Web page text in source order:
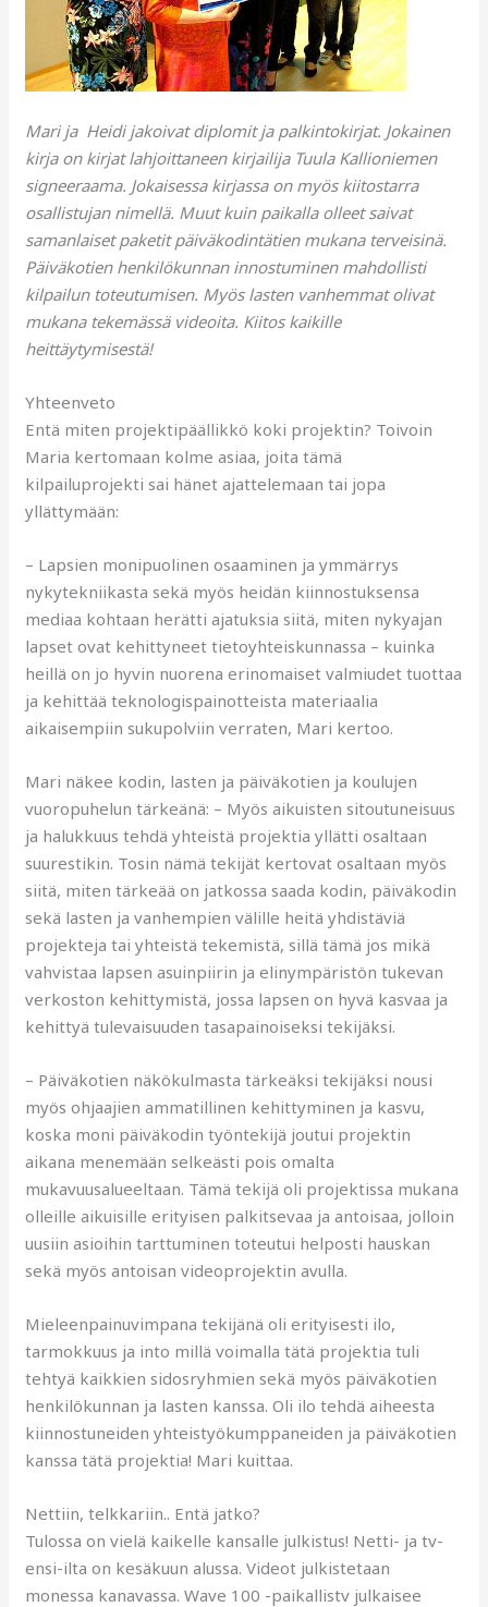
Mari ja Heidi jakoivat diplomit ja palkintokirjat. Jokainen
kirja on kirjat lahjoittaneen kirjailija Tuula Kallioniemen
signeeraama. Jokaisessa kirjassa on myös kiitostarra
osallistujan nimellä. Muut kuin paikalla olleet saivat
samanlaiset paketit päiväkodintätien mukana terveisinä.
Päiväkotien henkilökunnan innostuminen mahdollisti
kilpailun toteutumisen. Myös lasten vanhemmat olivat
mukana tekemässä videoita. Kiitos kaikille
heittäytymisestä!
Yhteenveto
Entä miten projektipäällikkö koki projektin? Toivoin
Maria kertomaan kolme asiaa, joita tämä
kilpailuprojekti sai hänet ajattelemaan tai jopa
yllättymään:
– Lapsien monipuolinen osaaminen ja ymmärrys
nykytekniikasta sekä myös heidän kiinnostuksensa
mediaa kohtaan herätti ajatuksia siitä, miten nykyajan
lapset ovat kehittyneet tietoyhteiskunnassa – kuinka
heillä on jo hyvin nuorena erinomaiset valmiudet tuottaa
ja kehittää teknologispainotteista materiaalia
aikaisempiin sukupolviin verraten, Mari kertoo.
Mari näkee kodin, lasten ja päiväkotien ja koulujen
vuoropuhelun tärkeänä: – Myös aikuisten sitoutuneisuus
ja halukkuus tehdä yhteistä projektia yllätti osaltaan
suurestikin. Tosin nämä tekijät kertovat osaltaan myös
siitä, miten tärkeää on jatkossa saada kodin, päiväkodin
sekä lasten ja vanhempien välille heitä yhdistäviä
projekteja tai yhteistä tekemistä, sillä tämä jos mikä
vahvistaa lapsen asuinpiirin ja elinympäristön tukevan
verkoston kehittymistä, jossa lapsen on hyvä kasvaa ja
kehittyä tulevaisuuden tasapainoiseksi tekijäksi.
– Päiväkotien näkökulmasta tärkeäksi tekijäksi nousi
myös ohjaajien ammatillinen kehittyminen ja kasvu,
koska moni päiväkodin työntekijä joutui projektin
aikana menemään selkeästi pois omalta
mukavuusalueeltaan. Tämä tekijä oli projektissa mukana
olleille aikuisille erityisen palkitsevaa ja antoisaa, jolloin
uusiin asioihin tarttuminen toteutui helposti hauskan
sekä myös antoisan videoprojektin avulla.
Mieleenpainuvimpana tekijänä oli erityisesti ilo,
tarmokkuus ja into millä voimalla tätä projektia tuli
tehtyä kaikkien sidosryhmien sekä myös päiväkotien
henkilökunnan ja lasten kanssa. Oli ilo tehdä aiheesta
kiinnostuneiden yhteistyökumppaneiden ja päiväkotien
kanssa tätä projektia! Mari kuittaa.
Nettiin, telkkariin.. Entä jatko?
Tulossa on vielä kaikelle kansalle julkistus! Netti- ja tv-
ensi-ilta on kesäkuun alussa. Videot julkistetaan
monessa kanavassa. Wave 100 -paikallistv julkaisee